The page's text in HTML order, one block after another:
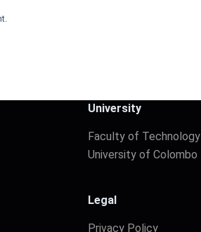
University
Faculty of Technology
University of Colombo
Legal
Privacy Policy